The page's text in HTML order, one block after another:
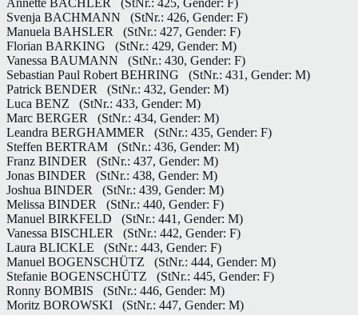
Svenja BACHMANN
(StNr.: 426, Gender: F)
Manuela BAHSLER
(StNr.: 427, Gender: F)
Florian BARKING
(StNr.: 429, Gender: M)
Vanessa BAUMANN
(StNr.: 430, Gender: F)
Sebastian Paul Robert BEHRING
(StNr.: 431, Gender: M)
Patrick BENDER
(StNr.: 432, Gender: M)
Luca BENZ
(StNr.: 433, Gender: M)
Marc BERGER
(StNr.: 434, Gender: M)
Leandra BERGHAMMER
(StNr.: 435, Gender: F)
Steffen BERTRAM
(StNr.: 436, Gender: M)
Franz BINDER
(StNr.: 437, Gender: M)
Jonas BINDER
(StNr.: 438, Gender: M)
Joshua BINDER
(StNr.: 439, Gender: M)
Melissa BINDER
(StNr.: 440, Gender: F)
Manuel BIRKFELD
(StNr.: 441, Gender: M)
Vanessa BISCHLER
(StNr.: 442, Gender: F)
Laura BLICKLE
(StNr.: 443, Gender: F)
Manuel BOGENSCHÜTZ
(StNr.: 444, Gender: M)
Stefanie BOGENSCHÜTZ
(StNr.: 445, Gender: F)
Ronny BOMBIS
(StNr.: 446, Gender: M)
Moritz BOROWSKI
(StNr.: 447, Gender: M)